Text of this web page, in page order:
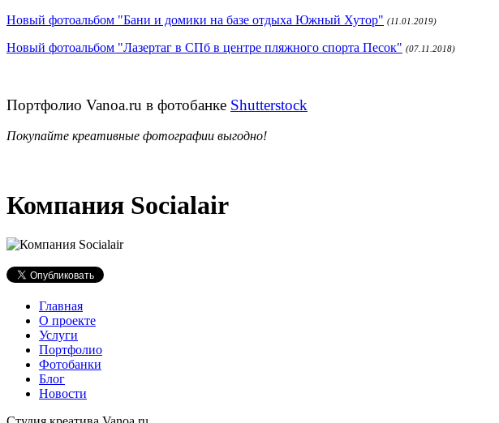
Новый фотоальбом "Бани и домики на базе отдыха Южный Хутор" (11.01.2019)
Новый фотоальбом "Лазертаг в СПб в центре пляжного спорта Песок" (07.11.2018)
Портфолио Vanoa.ru в фотобанке Shutterstock
Покупайте креативные фотографии выгодно!
Компания Socialair
Главная
О проекте
Услуги
Портфолио
Фотобанки
Блог
Новости